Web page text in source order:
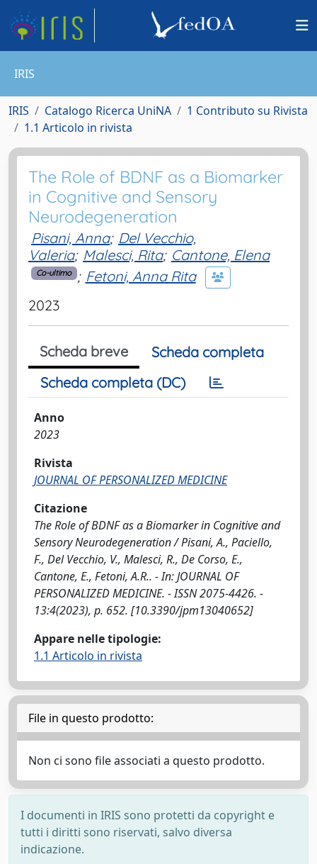
IRIS
IRIS Catalogo Ricerca UniNA
1 Contributo su Rivista
1.1 Articolo in rivista
The Role of BDNF as a Biomarker
in Cognitive and Sensory
Neurodegeneration
Pisani, Anna; Del Vecchio,
Valeria; Malesci, Rita; Cantone, Elena
Co-ultimo ; Fetoni, Anna Rita
2023
Scheda breve
Scheda completa
Scheda completa (DC)
Anno
2023
Rivista
JOURNAL OF PERSONALIZED MEDICINE
Citazione
The Role of BDNF as a Biomarker in Cognitive and
Sensory Neurodegeneration / Pisani, A., Paciello,
F., Del Vecchio, V., Malesci, R., De Corso, E.,
Cantone, E., Fetoni, A.R.. - In: JOURNAL OF
PERSONALIZED MEDICINE. - ISSN 2075-4426. -
13:4(2023), p. 652. [10.3390/jpm13040652]
Appare nelle tipologie:
1.1 Articolo in rivista
File in questo prodotto:
Non ci sono file associati a questo prodotto.
I documenti in IRIS sono protetti da copyright e
tutti i diritti sono riservati, salvo diversa
indicazione.